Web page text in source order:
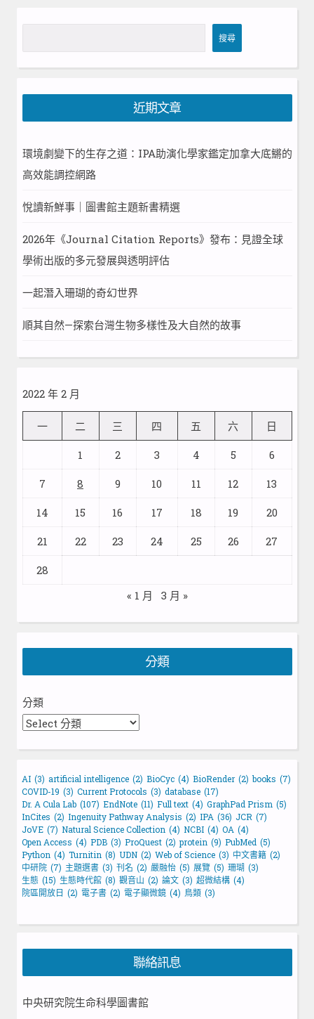
尋
搜尋
近期文章
環境劇變下的生存之道：IPA助演化學家鑑定加拿大底鱂的
高效能調控網路
悅讀新鮮事｜圖書館主題新書精選
2026年《Journal Citation Reports》發布：見證全球
學術出版的多元發展與透明評估
一起潛入珊瑚的奇幻世界
順其自然—探索台灣生物多樣性及大自然的故事
2022 年 2 月
一 二 三 四 五 六 日
1 2 3 4 5 6
7 8 9 10 11 12 13
14 15 16 17 18 19 20
21 22 23 24 25 26 27
28
« 1 月
3 月 »
分類
分類
AI (3) artificial intelligence (2) BioCyc (4) BioRender (2) books (7)
COVID-19 (3) Current Protocols (3) database (17)
Dr. A Cula Lab (107) EndNote (11) Full text (4) GraphPad Prism (5)
InCites (2) Ingenuity Pathway Analysis (2) IPA (36) JCR (7)
JoVE (7) Natural Science Collection (4) NCBI (4) OA (4)
Open Access (4) PDB (3) ProQuest (2) protein (9) PubMed (5)
Python (4) Turnitin (8) UDN (2) Web of Science (3) 中文書籍 (2)
中研院 (7) 主題選書 (3) 刊名 (2) 嚴融怡 (5) 展覽 (5) 珊瑚 (3)
生態 (15) 生態時代館 (8) 觀音山 (2) 論文 (3) 超微結構 (4)
院區開放日 (2) 電子書 (2) 電子顯微鏡 (4) 鳥類 (3)
聯絡訊息
中央研究院生命科學圖書館